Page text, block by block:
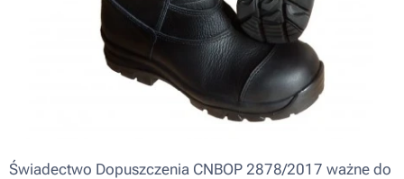
Świadectwo Dopuszczenia CNBOP 2878/2017 ważne do